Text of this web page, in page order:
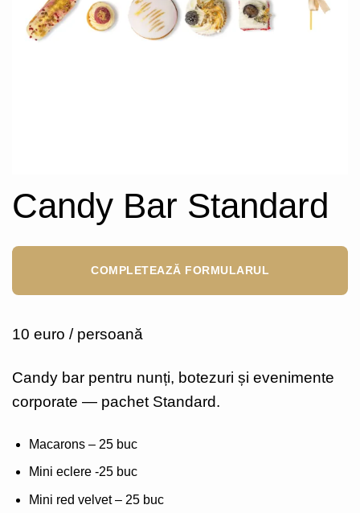
Candy Bar Standard
COMPLETEAZĂ FORMULARUL
10 euro / persoană
Candy bar pentru nunți, botezuri și evenimente
corporate — pachet Standard.
Macarons – 25 buc
Mini eclere -25 buc
Mini red velvet – 25 buc